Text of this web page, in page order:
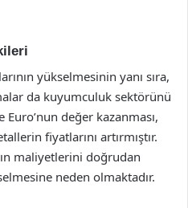
yükselmesinin yanı sıra,
da kuyumculuk sektörünü
değer kazanması,
fiyatlarını artırmıştır.
maliyetlerini doğrudan
neden olmaktadır.